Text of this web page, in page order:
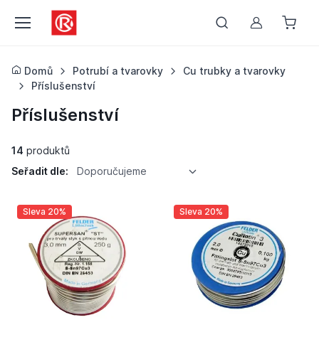
Můj účet
Domů Potrubí a tvarovky
Cu trubky a tvarovky
Příslušenství
Příslušenství
14 produktů
Seřadit dle:
Doporučujeme
Sleva 20% Sleva 20%